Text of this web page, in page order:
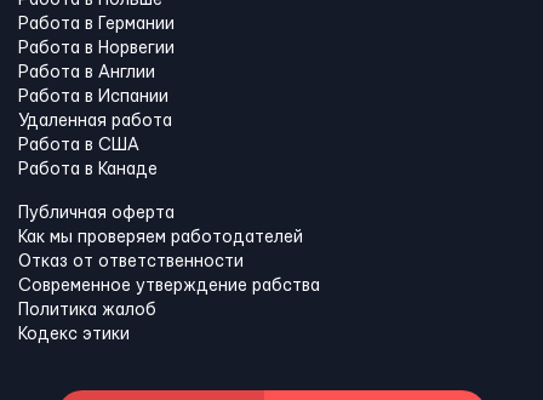
Работа в Германии
Работа в Норвегии
Работа в Англии
Работа в Испании
Удаленная работа
Работа в США
Работа в Канадe
Публичная оферта
Как мы проверяем работодателей
Отказ от ответственности
Современное утверждение рабства
Политика жалоб
Кодекс этики